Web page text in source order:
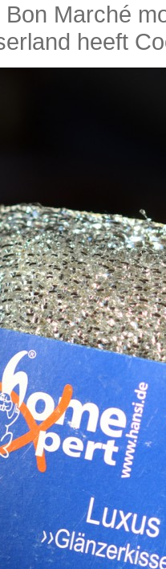
Marché
heeft